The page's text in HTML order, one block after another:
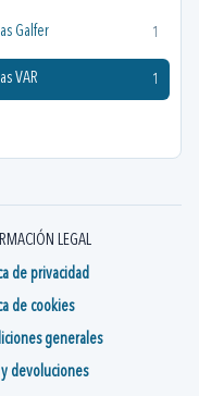
Galfer 1
VAR 1
LEGAL
de privacidad
de cookies
generales
y devoluciones